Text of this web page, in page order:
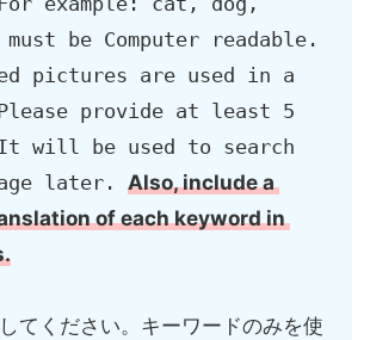
be Computer readable.
pictures are used in a
provide at least 5
It will be used to search
later. Also, include a
of each keyword in
してください。キーワードのみを使